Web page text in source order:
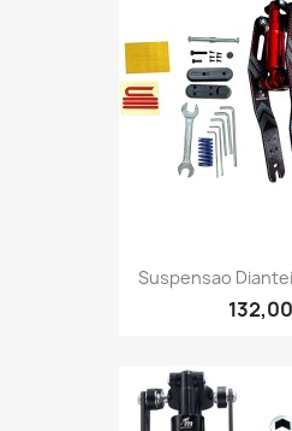
Suspensao